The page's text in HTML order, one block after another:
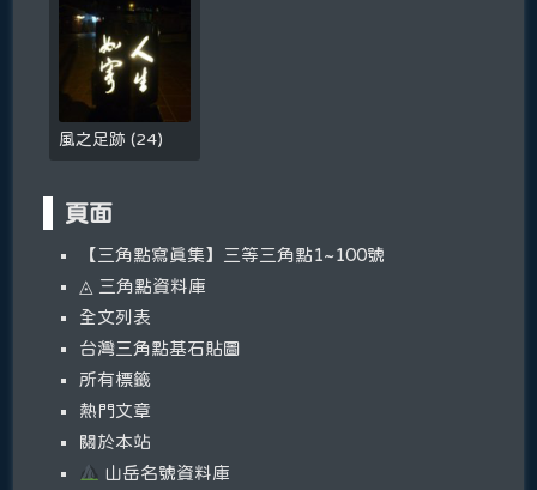
風之足跡(24)
頁面
【三角點寫真集】三等三角點1~100號
◬ 三角點資料庫
全文列表
台灣三角點基石貼圖
所有標籤
熱門文章
關於本站
山岳名號資料庫